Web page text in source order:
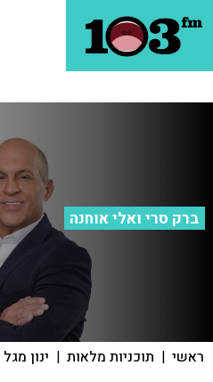
ברק סרי ואלי אוחנה
ראשי | תוכניות מלאות | ינון